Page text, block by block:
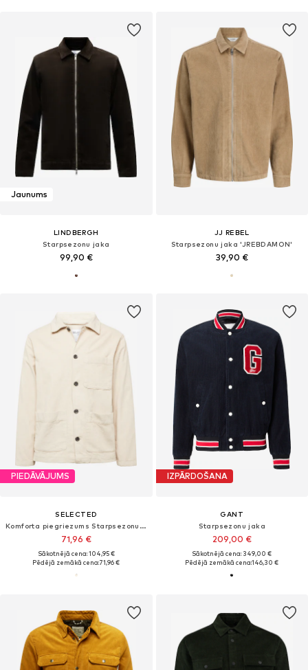
Jaunums
LINDBERGH
Starpsezonu jaka
99,90 €
JJ REBEL
Starpsezonu jaka 'JREBDAMON'
39,90 €
PIEDĀVĀJUMS
SELECTED
Komforta piegriezums Starpsezonu jaka 'SLHTony'
71,96 €
Sākotnējā cena: 104,95 €
Pēdējā zemākā cena:71,96 €
IZPĀRDOŠANA
GANT
Starpsezonu jaka
209,00 €
Sākotnējā cena: 349,00 €
Pēdējā zemākā cena:146,30 €